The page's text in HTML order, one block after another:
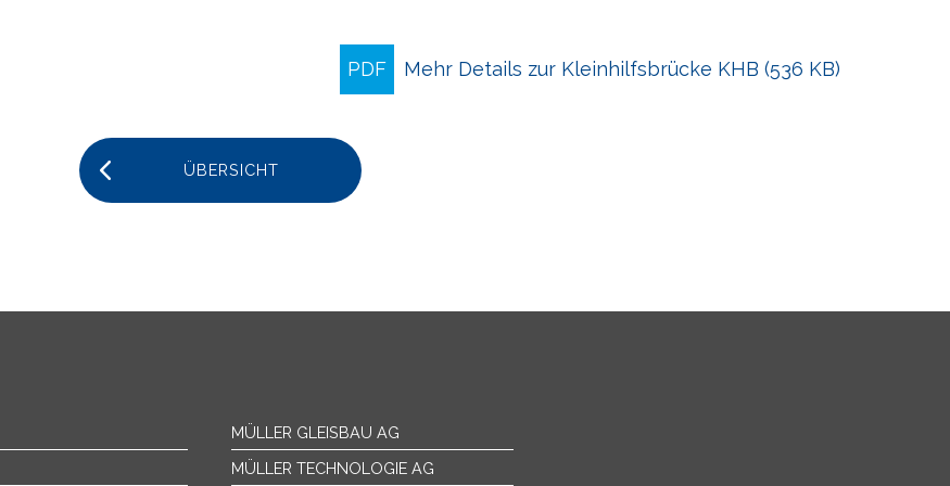
PDF Mehr Details zur Kleinhilfsbrücke KHB (536 KB)
ÜBERSICHT
MÜLLER GLEISBAU AG
MÜLLER TECHNOLOGIE AG